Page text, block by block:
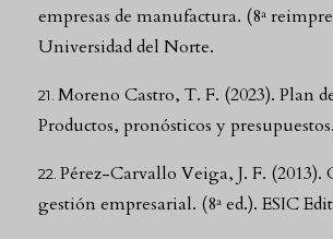
empresas de manufactura. (8ª
Universidad del Norte.
Moreno Castro, T. F. (2023). Plan
Productos, pronósticos y
Pérez-Carvallo Veiga, J. F. (2013).
gestión empresarial. (8ª ed.). ESIC